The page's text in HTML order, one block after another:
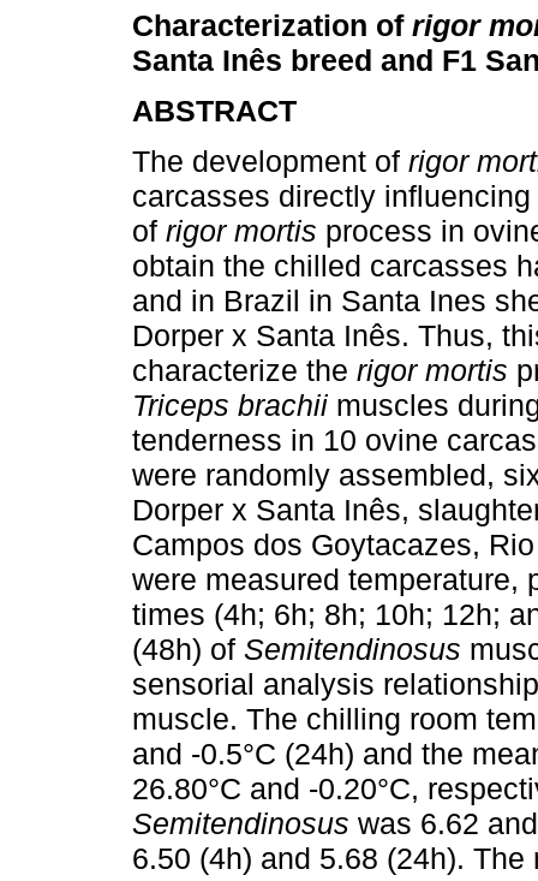
Characterization of rigor
Santa Inês breed and F1
ABSTRACT
The development of rigor
carcasses directly
of rigor mortis process in
obtain the chilled carcasses
and in Brazil in Santa Ines
Dorper x Santa Inês. Thus,
characterize the rigor mortis
Triceps brachii muscles
tenderness in 10 ovine
were randomly assembled,
Dorper x Santa Inês,
Campos dos Goytacazes,
were measured temperature,
times (4h; 6h; 8h; 10h; 12h;
(48h) of Semitendinosus
sensorial analysis
muscle. The chilling room
and -0.5°C (24h) and the
26.80°C and -0.20°C,
Semitendinosus was 6.62
6.50 (4h) and 5.68 (24h).